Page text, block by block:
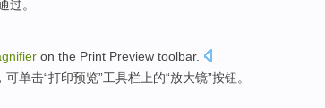
过。
on the Print Preview toolbar.
，可单击“打印预览”工具栏上的“放大镜”按钮。